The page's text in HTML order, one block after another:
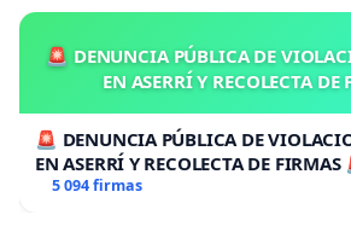
🚨 DENUNCIA PÚBLICA DE
EN ASERRÍ Y RECOLECTA
🚨 DENUNCIA PÚBLICA DE
EN ASERRÍ Y RECOLECTA DE FIRMAS
5 094 firmas